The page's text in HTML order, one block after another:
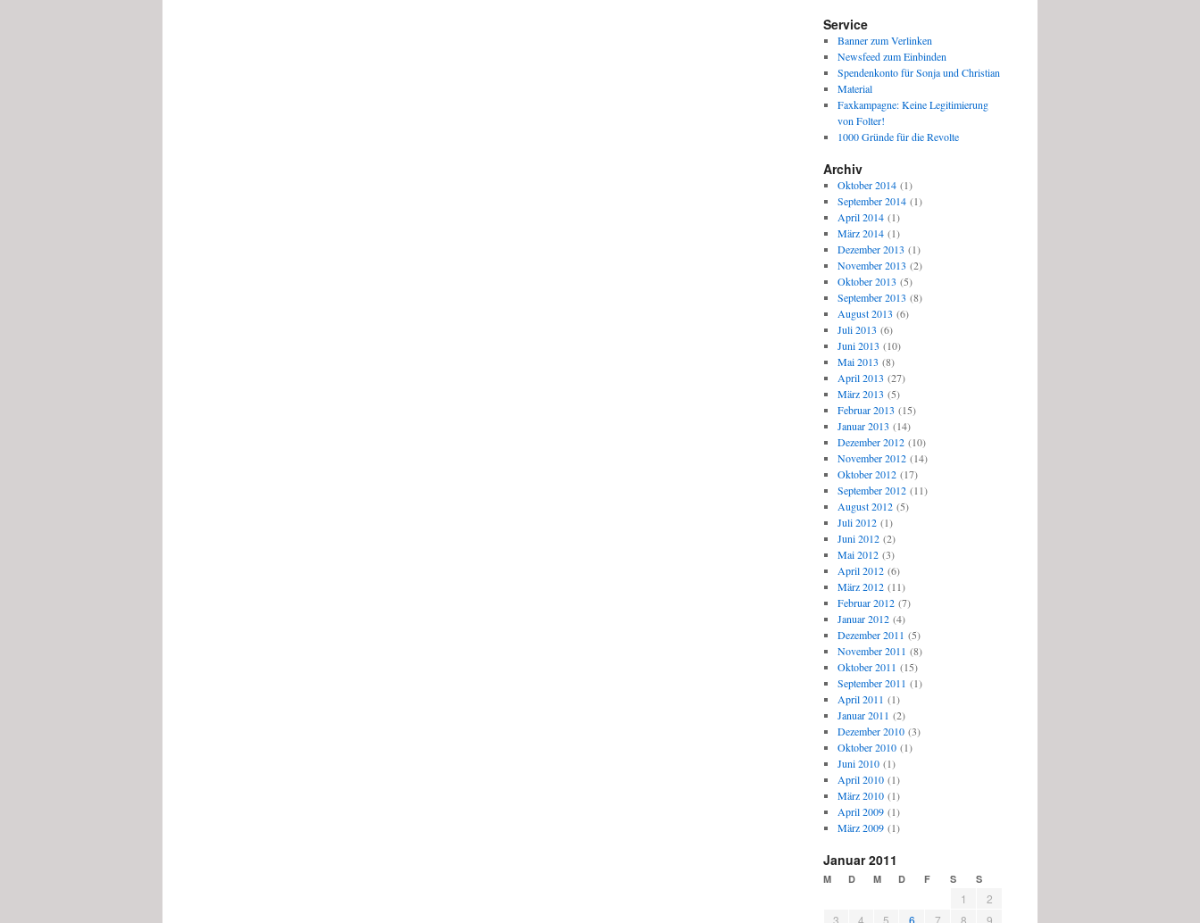
Service
Banner zum Verlinken
Newsfeed zum Einbinden
Spendenkonto für Sonja und Christian
Material
Faxkampagne: Keine Legitimierung
von Folter!
1000 Gründe für die Revolte
Archiv
Oktober 2014(1)
September 2014(1)
April 2014(1)
März 2014(1)
Dezember 2013 (1)
November 2013 (2)
Oktober 2013 (5)
September 2013 (8)
August 2013 (6)
Juli 2013 (6)
Juni 2013 (10)
Mai 2013 (8)
April 2013 (27)
März 2013 (5)
Februar 2013 (15)
Januar 2013 (14)
Dezember 2012(10)
November 2012(14)
Oktober 2012(17)
September 2012(11)
August 2012(5)
Juli 2012(1)
Juni 2012(2)
Mai 2012(3)
April 2012(6)
März 2012(11)
Februar 2012(7)
Januar 2012(4)
Dezember 2011 (5)
November 2011 (8)
Oktober 2011 (15)
September 2011 (1)
April 2011 (1)
Januar 2011 (2)
Dezember 2010(3)
Oktober 2010(1)
Juni 2010(1)
April 2010(1)
März 2010(1)
April 2009(1)
März 2009(1)
Januar 2011
M D M D F S S
1
2
3
4 5 6 7 8 9